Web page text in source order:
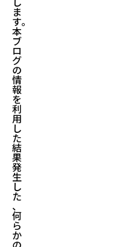
ま
す。
本
ブ
ロ
グ
の
情
報
を
利
用
し
た
結
果
発
生
し
た
、
何
ら
か